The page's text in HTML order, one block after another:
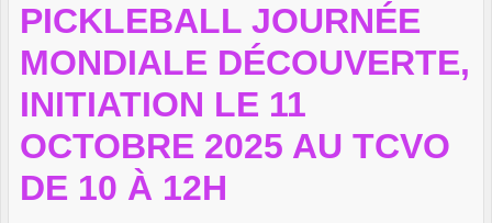
PICKLEBALL JOURNÉE
MONDIALE DÉCOUVERTE,
INITIATION LE 11
OCTOBRE 2025 AU TCVO
DE 10 À 12H